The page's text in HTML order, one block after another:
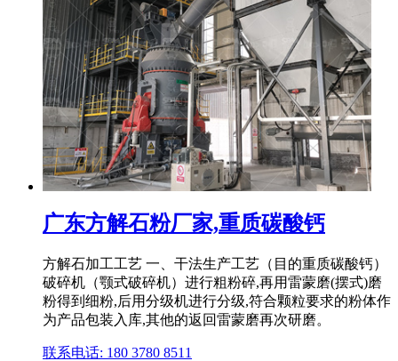
广东方解石粉厂家,重质碳酸钙
方解石加工工艺 一、干法生产工艺（目的重质碳酸钙）
破碎机（颚式破碎机）进行粗粉碎,再用雷蒙磨(摆式)磨
粉得到细粉,后用分级机进行分级,符合颗粒要求的粉体作
为产品包装入库,其他的返回雷蒙磨再次研磨。
联系电话: 180 3780 8511